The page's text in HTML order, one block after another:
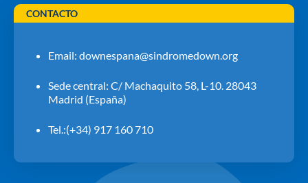
CONTACTO
Email: downespana@sindromedown.org
Sede central: C/ Machaquito 58, L-10. 28043
Madrid (España)
Tel.:(+34) 917 160 710